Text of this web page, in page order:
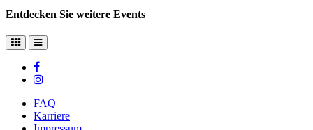
Entdecken Sie weitere Events
FAQ
Karriere